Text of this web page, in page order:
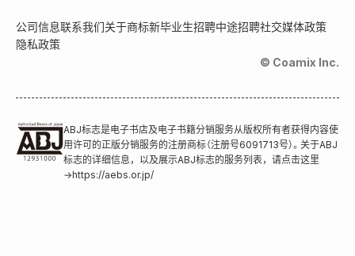
公司信息联系我们关于商标新毕业生招聘中途招聘社交媒体政策
隐私政策
© Coamix Inc.
ABJ标志是电子书店及电子书籍分销服务从版权所有者获得内容使
用许可的正版分销服务的注册商标（注册号6091713号）。关于ABJ
标志的详细信息，以及展示ABJ标志的服务列表，请点击这里
→https://aebs.or.jp/